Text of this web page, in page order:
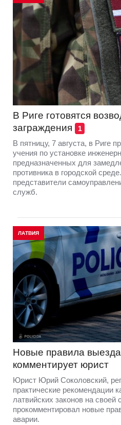
В Риге готовятся
заграждения
1
В пятницу, 7 августа, в Риге
учения по установке
предназначенных для
противника в городской
представители
служб.
ЛАТВИЯ
Новые правила
комментирует юрист
Юрист Юрий Соколовский,
практические рекомендации
латвийских законов на своей
прокомментировал новые
аварии.